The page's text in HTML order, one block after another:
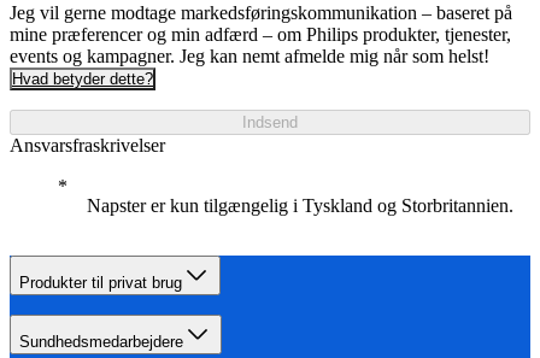
Jeg vil gerne modtage markedsføringskommunikation – baseret på
mine præferencer og min adfærd – om Philips produkter, tjenester,
events og kampagner. Jeg kan nemt afmelde mig når som helst!
Hvad betyder dette?
Indsend
Ansvarsfraskrivelser
Napster er kun tilgængelig i Tyskland og Storbritannien.
Produkter til privat brug
Sundhedsmedarbejdere